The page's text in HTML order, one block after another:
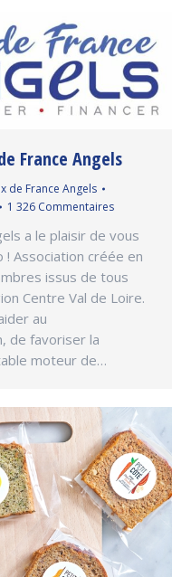
France Angels
de France Angels
1 326 Commentaires
a le plaisir de vous
Association créée en
issus de tous
Centre Val de Loire.
au
de favoriser la
moteur de…